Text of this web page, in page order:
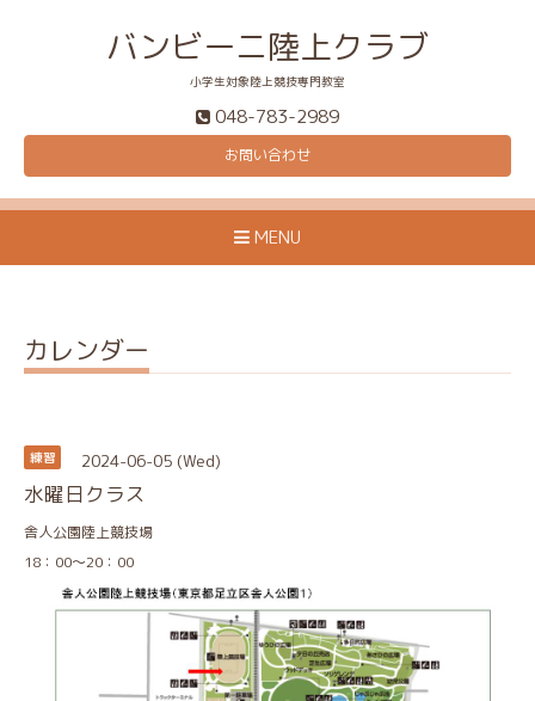
バンビーニ陸上クラブ
小学生対象陸上競技専門教室
048-783-2989
お問い合わせ
MENU
カレンダー
練習 2024-06-05 (Wed)
水曜日クラス
舎人公園陸上競技場
18：00～20：00